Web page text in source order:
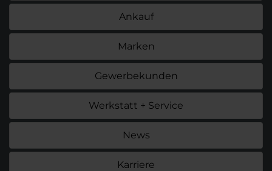
Ankauf
Marken
Gewerbekunden
Werkstatt + Service
News
Karriere